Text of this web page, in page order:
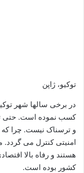
توکیو، ژاپن
در برخی سالها شهر
کسب نموده است. حتی
و ترسناک نیست. چرا
امنیتی کنترل می
هستند و رفاه بالا
کشور بوده است.